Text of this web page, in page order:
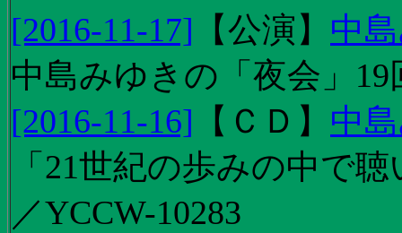
[2016-11-17] 【公演 】 中
中島みゆきの「夜会」
[2016-11-16] 【 ＣＤ 】 中
「21世紀の歩みの中で
／YCCW-10283